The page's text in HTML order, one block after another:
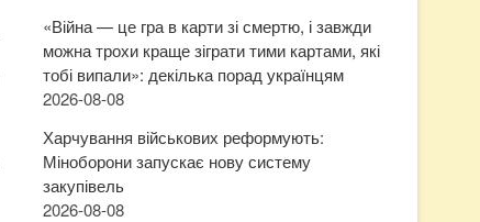
«Війна — це гра в карти зі смертю, і завжди
можна трохи краще зіграти тими картами, які
тобі випали»: декілька порад українцям
2026-08-08
Харчування військових реформують:
Міноборони запускає нову систему
закупівель
2026-08-08